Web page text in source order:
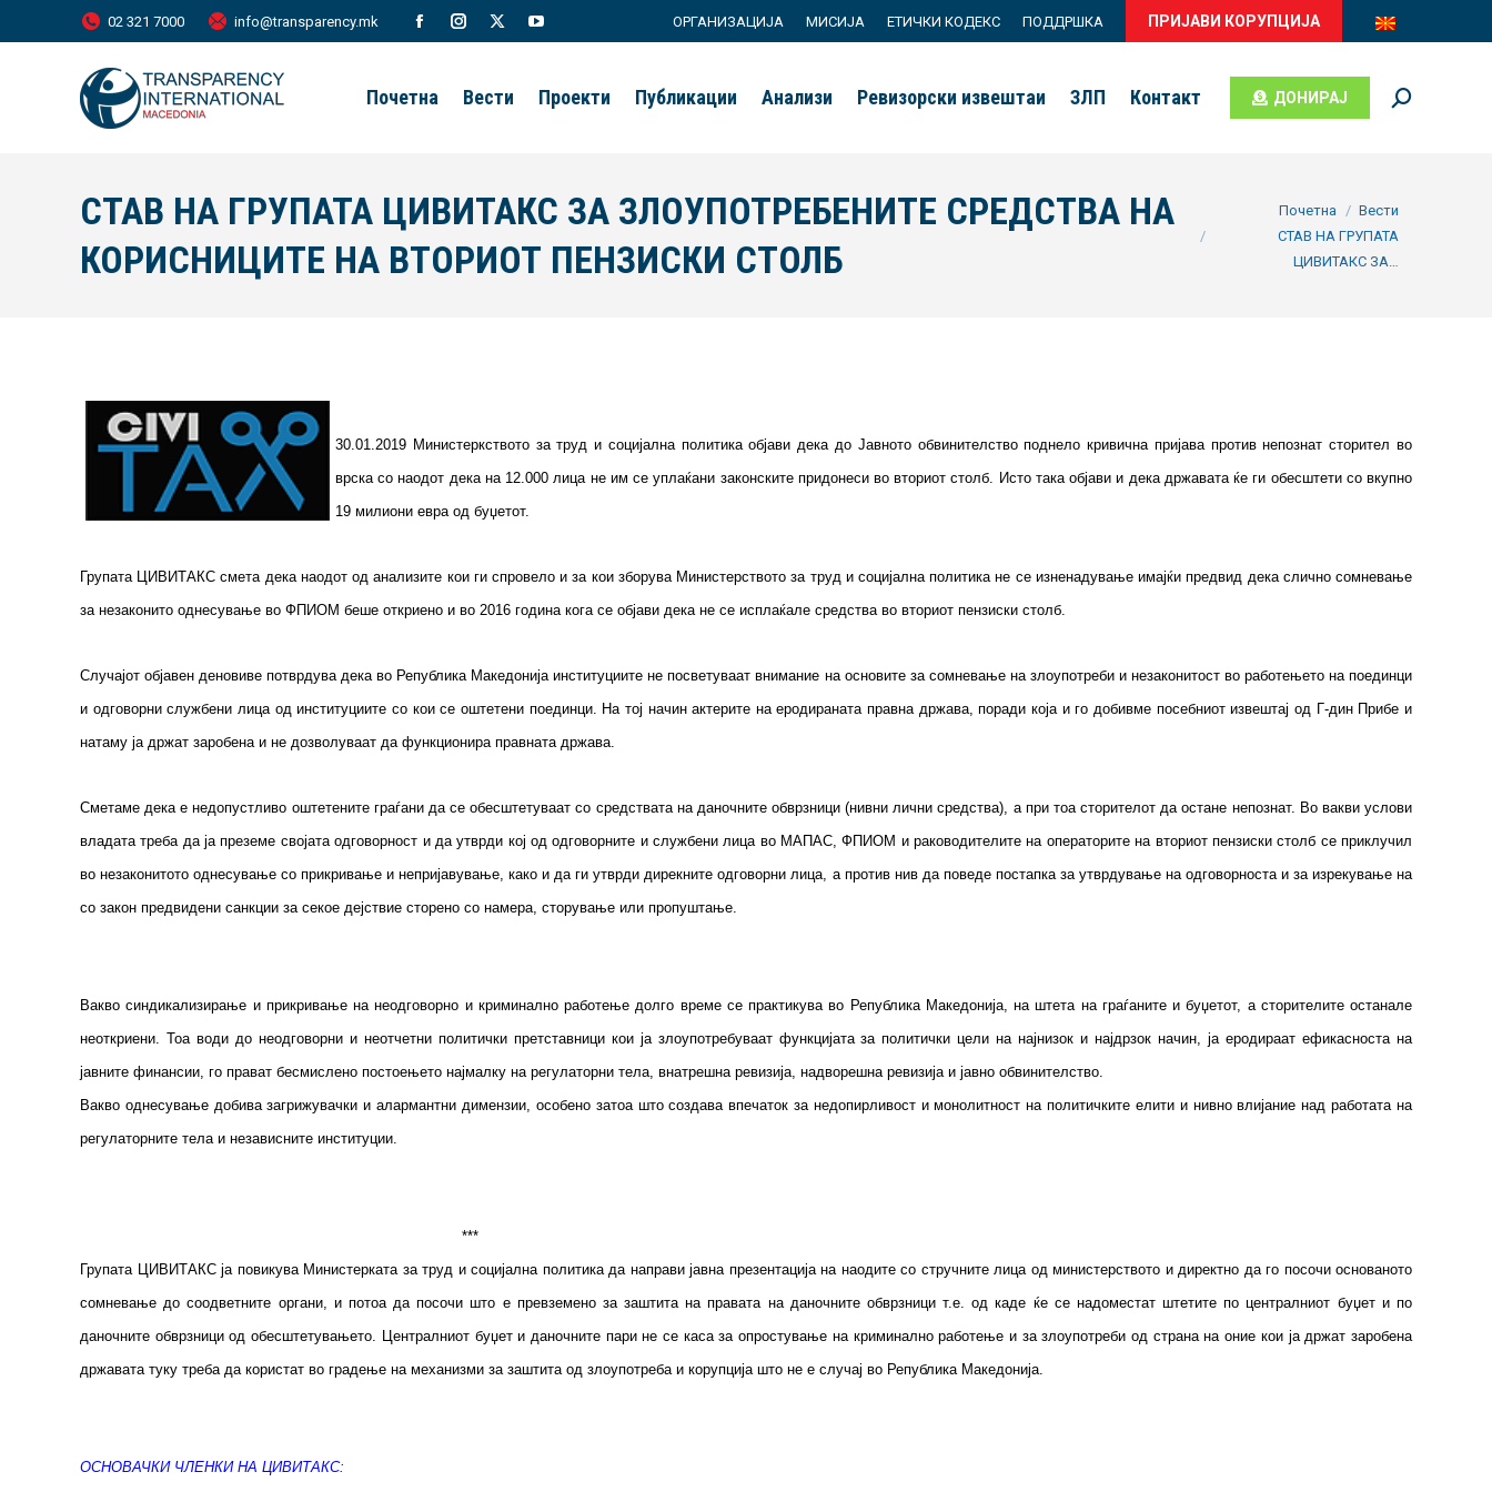
02 321 7000 info@transparency.mk
Facebook
window
Instagram
window
X
window
YouTube
opens
window
ОРГАНИЗАЦИЈА МИСИЈА ЕТИЧКИ КОДЕКС ПОДДРШКА ПРИЈАВИ КОРУПЦИЈА
Почетна Вести Проекти Публикации Анализи Ревизорски извештаи ЗЛП Контакт ДОНИРАЈ Search:
СТАВ НА ГРУПАТА ЦИВИТАКС ЗА ЗЛОУПОТРЕБЕНИТЕ СРЕДСТВА НА
КОРИСНИЦИТЕ НА ВТОРИОТ ПЕНЗИСКИ СТОЛБ
Почетна
Вести
СТАВ НА ГРУПАТА
ЦИВИТАКС ЗА…
30.01.2019 Министеркството за труд и социјална политика објави дека до Јавното обвинителство поднело кривична пријава против непознат сторител во
врска со наодот дека на 12.000 лица не им се уплаќани законските придонеси во вториот столб. Исто така објави и дека државата ќе ги обесштети со вкупно
19 милиони евра од буџетот.
Групата ЦИВИТАКС смета дека наодот од анализите кои ги спровело и за кои зборува Министерството за труд и социјална политика не се изненадување имајќи предвид дека слично сомневање
за незаконито однесување во ФПИОМ беше откриено и во 2016 година кога се објави дека не се исплаќале средства во вториот пензиски столб.
Случајот објавен деновиве потврдува дека во Република Македонија институциите не посветуваат внимание на основите за сомневање на злоупотреби и незаконитост во работењето на поединци
и одговорни службени лица од институциите со кои се оштетени поединци. На тој начин актерите на еродираната правна држава, поради која и го добивме посебниот извештај од Г-дин Прибе и
натаму ја држат заробена и не дозволуваат да функционира правната држава.
Сметаме дека е недопустливо оштетените граѓани да се обесштетуваат со средствата на даночните обврзници (нивни лични средства), а при тоа сторителот да остане непознат. Во вакви услови
владата треба да ја преземе својата одговорност и да утврди кој од одговорните и службени лица во МАПАС, ФПИОМ и раководителите на операторите на вториот пензиски столб се приклучил
во незаконитото однесување со прикривање и непријавување, како и да ги утврди дирекните одговорни лица, а против нив да поведе постапка за утврдување на одговорноста и за изрекување на
со закон предвидени санкции за секое дејствие сторено со намера, сторување или пропуштање.
Вакво синдикализирање и прикривање на неодговорно и криминално работење долго време се практикува во Република Македонија, на штета на граѓаните и буџетот, а сторителите останале
неоткриени. Тоа води до неодговорни и неотчетни политички претставници кои ја злоупотребуваат функцијата за политички цели на најнизок и најдрзок начин, ја еродираат ефикасноста на
јавните финансии, го прават бесмислено постоењето најмалку на регулаторни тела, внатрешна ревизија, надворешна ревизија и јавно обвинителство.
Вакво однесување добива загрижувачки и алармантни димензии, особено затоа што создава впечаток за недопирливост и монолитност на политичките елити и нивно влијание над работата на
регулаторните тела и независните институции.
***
Групата ЦИВИТАКС ја повикува Министерката за труд и социјална политика да направи јавна презентација на наодите со стручните лица од министерството и директно да го посочи основаното
сомневање до соодветните органи, и потоа да посочи што е превземено за заштита на правата на даночните обврзници т.е. од каде ќе се надоместат штетите по централниот буџет и по
даночните обврзници од обесштетувањето. Централниот буџет и даночните пари не се каса за опростување на криминално работење и за злоупотреби од страна на оние кои ја држат заробена
државата туку треба да користат во градење на механизми за заштита од злоупотреба и корупција што не е случај во Република Македонија.
ОСНОВАЧКИ ЧЛЕНКИ НА ЦИВИТАКС: